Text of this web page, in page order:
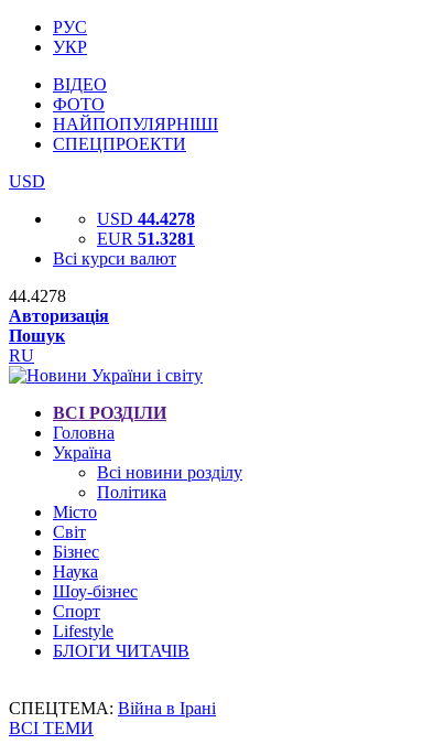
РУС
УКР
ВІДЕО
ФОТО
НАЙПОПУЛЯРНІШІ
СПЕЦПРОЕКТИ
USD
USD 44.4278
EUR 51.3281
Всі курси валют
44.4278
Авторизація
Пошук
RU
ВСІ РОЗДІЛИ
Головна
Україна
Всі новини розділу
Політика
Місто
Світ
Бізнес
Наука
Шоу-бізнес
Спорт
Lifestyle
БЛОГИ ЧИТАЧІВ
СПЕЦТЕМА: Війна в Ірані
ВСІ ТЕМИ